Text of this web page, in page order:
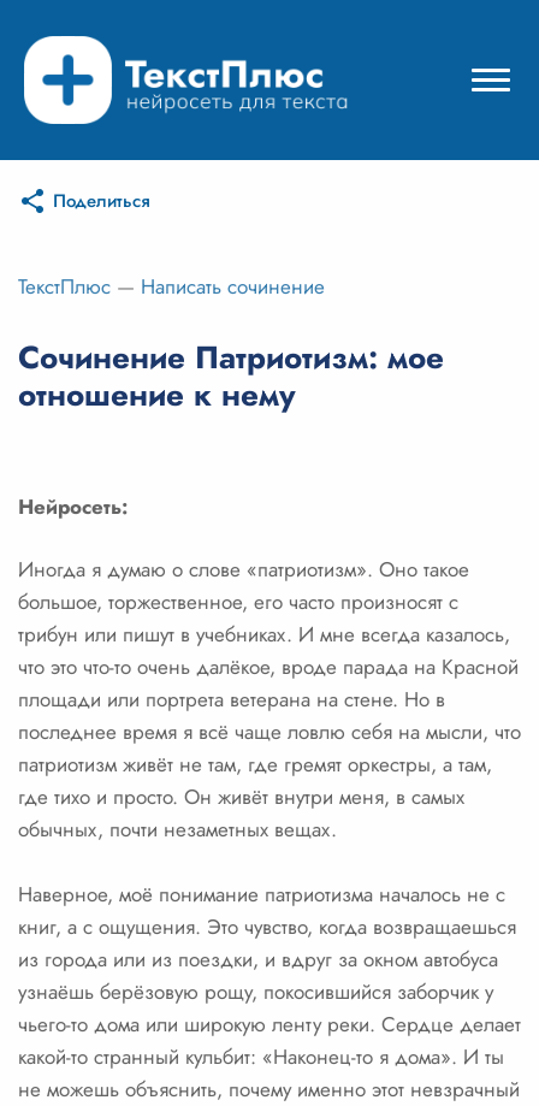
Режимы нейросети
Цены
Вход
Вход с Telegram
Поделиться
ТекстПлюс — Написать сочинение
Сочинение Патриотизм: мое
отношение к нему
Нейросеть:
Иногда я думаю о слове «патриотизм». Оно такое
большое, торжественное, его часто произносят с
трибун или пишут в учебниках. И мне всегда казалось,
что это что-то очень далёкое, вроде парада на Красной
площади или портрета ветерана на стене. Но в
последнее время я всё чаще ловлю себя на мысли, что
патриотизм живёт не там, где гремят оркестры, а там,
где тихо и просто. Он живёт внутри меня, в самых
обычных, почти незаметных вещах.
Наверное, моё понимание патриотизма началось не с
книг, а с ощущения. Это чувство, когда возвращаешься
из города или из поездки, и вдруг за окном автобуса
узнаёшь берёзовую рощу, покосившийся заборчик у
чьего-то дома или широкую ленту реки. Сердце делает
какой-то странный кульбит: «Наконец-то я дома». И ты
не можешь объяснить, почему именно этот невзрачный